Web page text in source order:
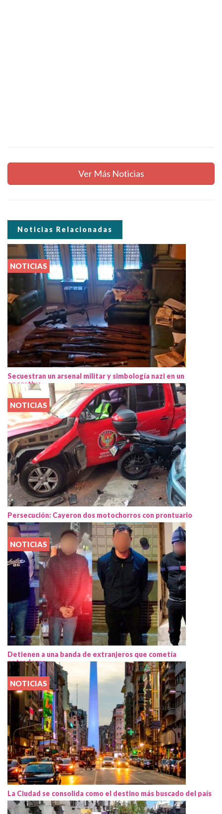
Ver Más Noticias
Noticias Relacionadas
NOTICIAS
Secuestran un arsenal militar y simbología nazi en un
operativo
NOTICIAS
Persecución: Cayeron dos motochorros con prontuario
NOTICIAS
Detienen a una banda de extranjeros que cometía
entraderas
NOTICIAS
La Ciudad se consolida como el destino más buscado del país